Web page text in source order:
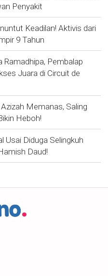
Penyakit
Keadilan! Aktivis dari
9 Tahun
Ramadhipa, Pembalap
Juara di Circuit de
Memanas, Saling
Heboh!
Usai Diduga Selingkuh
Daud!